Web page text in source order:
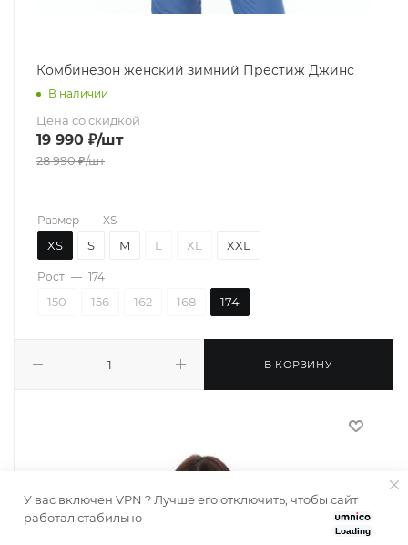
Комбинезон женский зимний Престиж Джинс
В наличии
Цена со скидкой
19 990 ₽/шт
28 990₽/шт
В КОРЗИНУ
Размер — XS
XS S M L XL XXL
Рост — 174
150 156 162 168 174
Loading
У вас включен VPN ? Лучше его отключить, чтобы сайт
работал стабильно